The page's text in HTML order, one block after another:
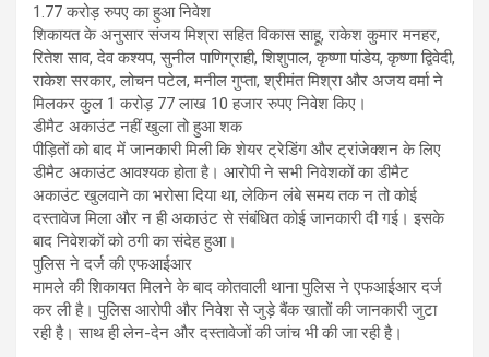
1.77 करोड़ रुपए का हुआ निवेश
शिकायत के अनुसार संजय मिश्रा सहित विकास साहू, राकेश कुमार मनहर,
रितेश साव, देव कश्यप, सुनील पाणिग्राही, शिशुपाल, कृष्णा पांडेय, कृष्णा द्विवेदी,
राकेश सरकार, लोचन पटेल, मनील गुप्ता, श्रीमंत मिश्रा और अजय वर्मा ने
मिलकर कुल 1 करोड़ 77 लाख 10 हजार रुपए निवेश किए।
डीमैट अकाउंट नहीं खुला तो हुआ शक
पीड़ितों को बाद में जानकारी मिली कि शेयर ट्रेडिंग और ट्रांजेक्शन के लिए
डीमैट अकाउंट आवश्यक होता है। आरोपी ने सभी निवेशकों का डीमैट
अकाउंट खुलवाने का भरोसा दिया था, लेकिन लंबे समय तक न तो कोई
दस्तावेज मिला और न ही अकाउंट से संबंधित कोई जानकारी दी गई। इसके
बाद निवेशकों को ठगी का संदेह हुआ।
पुलिस ने दर्ज की एफआईआर
मामले की शिकायत मिलने के बाद कोतवाली थाना पुलिस ने एफआईआर दर्ज
कर ली है। पुलिस आरोपी और निवेश से जुड़े बैंक खातों की जानकारी जुटा
रही है। साथ ही लेन-देन और दस्तावेजों की जांच भी की जा रही है।